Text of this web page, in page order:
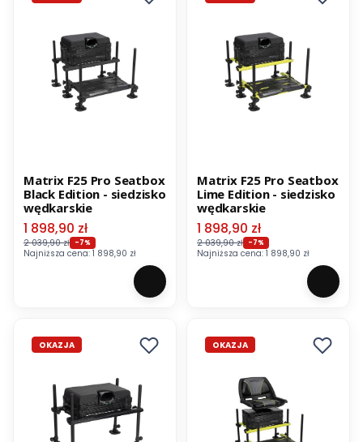
Matrix F25 Pro Seatbox
Black Edition - siedzisko
wędkarskie
Cena promocyjna
1 898,90 zł
2 039,90 zł -7%
Najniższa cena: 1 898,90 zł
Matrix F25 Pro Seatbox
Lime Edition - siedzisko
wędkarskie
Cena promocyjna
1 898,90 zł
2 039,90 zł -7%
Najniższa cena: 1 898,90 zł
OKAZJA OKAZJA